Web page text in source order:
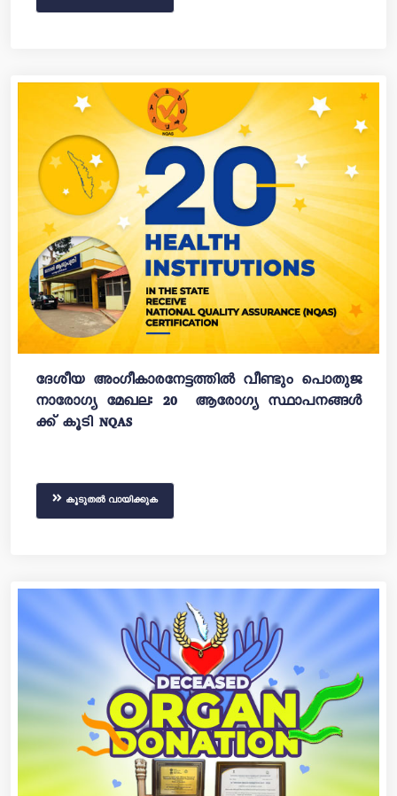
ദേശീയ അം​ഗീകാരനേട്ടത്തിൽ വീണ്ടും പൊതുജ
നാരോഗ്യ മേഖല: 20 ആരോഗ്യ സ്ഥാപനങ്ങൾ
ക്ക് കൂടി NQAS
കൂടുതൽ വായിക്കുക